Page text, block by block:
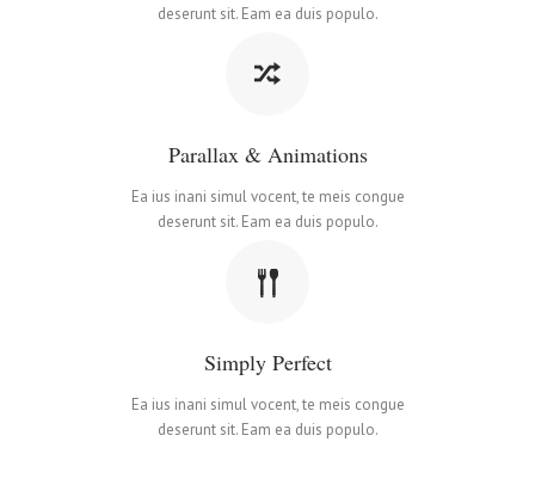
deserunt sit. Eam ea duis populo.
Parallax & Animations
Ea ius inani simul vocent, te meis congue
deserunt sit. Eam ea duis populo.
Simply Perfect
Ea ius inani simul vocent, te meis congue
deserunt sit. Eam ea duis populo.